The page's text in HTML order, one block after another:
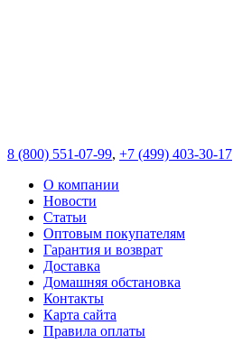
8 (800) 551-07-99, +7 (499) 403-30-17
О компании
Новости
Статьи
Оптовым покупателям
Гарантия и возврат
Доставка
Домашняя обстановка
Контакты
Карта сайта
Правила оплаты